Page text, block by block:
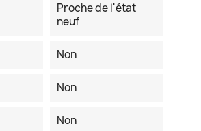
Proche de l'état
neuf
Non
Non
Non